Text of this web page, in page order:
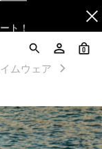
料
知らせ
！
ト！
0
ムウェア